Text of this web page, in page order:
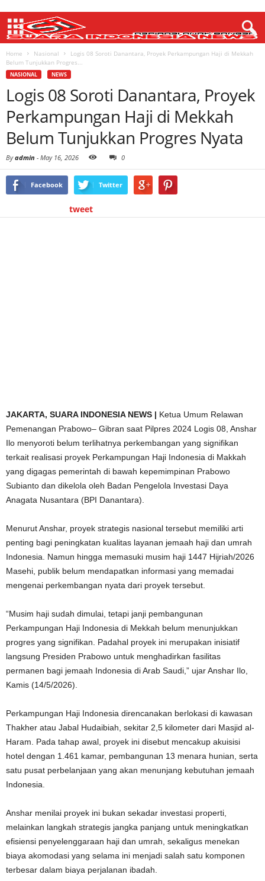
Home Nasional
Logis 08 Soroti Danantara, Proyek Perkampungan Haji di Mekkah
Belum Tunjukkan Progres...
NASIONAL NEWS
Logis 08 Soroti Danantara, Proyek
Perkampungan Haji di Mekkah
Belum Tunjukkan Progres Nyata
Byadmin - May 16, 2026 0
Facebook Twitter
tweet
JAKARTA, SUARA INDONESIA NEWS | Ketua Umum Relawan
Pemenangan Prabowo– Gibran saat Pilpres 2024 Logis 08, Anshar
Ilo menyoroti belum terlihatnya perkembangan yang signifikan
terkait realisasi proyek Perkampungan Haji Indonesia di Makkah
yang digagas pemerintah di bawah kepemimpinan Prabowo
Subianto dan dikelola oleh Badan Pengelola Investasi Daya
Anagata Nusantara (BPI Danantara).
Menurut Anshar, proyek strategis nasional tersebut memiliki arti
penting bagi peningkatan kualitas layanan jemaah haji dan umrah
Indonesia. Namun hingga memasuki musim haji 1447 Hijriah/2026
Masehi, publik belum mendapatkan informasi yang memadai
mengenai perkembangan nyata dari proyek tersebut.
“Musim haji sudah dimulai, tetapi janji pembangunan
Perkampungan Haji Indonesia di Mekkah belum menunjukkan
progres yang signifikan. Padahal proyek ini merupakan inisiatif
langsung Presiden Prabowo untuk menghadirkan fasilitas
permanen bagi jemaah Indonesia di Arab Saudi,” ujar Anshar Ilo,
Kamis (14/5/2026).
Perkampungan Haji Indonesia direncanakan berlokasi di kawasan
Thakher atau Jabal Hudaibiah, sekitar 2,5 kilometer dari Masjid al-
Haram. Pada tahap awal, proyek ini disebut mencakup akuisisi
hotel dengan 1.461 kamar, pembangunan 13 menara hunian, serta
satu pusat perbelanjaan yang akan menunjang kebutuhan jemaah
Indonesia.
Anshar menilai proyek ini bukan sekadar investasi properti,
melainkan langkah strategis jangka panjang untuk meningkatkan
efisiensi penyelenggaraan haji dan umrah, sekaligus menekan
biaya akomodasi yang selama ini menjadi salah satu komponen
terbesar dalam biaya perjalanan ibadah.